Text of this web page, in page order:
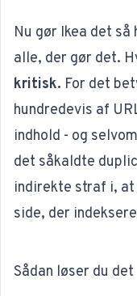
Nu gør Ikea det
alle, der gør det.
kritisk. For det
hundredevis af
indhold - og
det såkaldte
indirekte straf i,
side, der
Sådan løser du det